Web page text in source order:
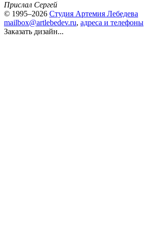
Прислал Сергей
© 1995–2026 Студия Артемия Лебедева
mailbox@artlebedev.ru, адреса и телефоны
Заказать дизайн...